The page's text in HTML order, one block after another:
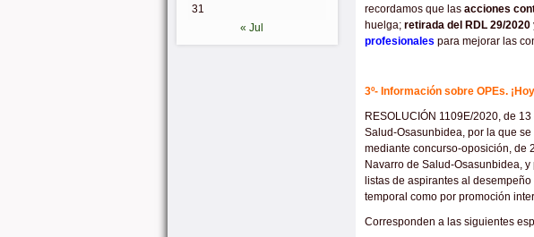
31
« Jul
recordamos que las acciones
huelga; retirada del RDL 29/2020
profesionales para mejorar las
3º- Información sobre OPEs.
RESOLUCIÓN 1109E/2020, de
Salud-Osasunbidea, por la que
mediante concurso-oposición, de
Navarro de Salud-Osasunbidea,
listas de aspirantes al
temporal como por promoción
Corresponden a las siguientes